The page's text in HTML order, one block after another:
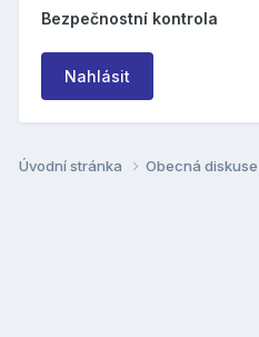
Bezpečnostní kontrola
Nahlásit
Úvodní stránka Obecná